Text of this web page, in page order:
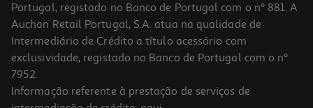
Portugal, registado no Banco de Portugal com o nº 881. A
Auchan Retail Portugal, S.A. atua na qualidade de
Intermediário de Crédito a título acessório com
exclusividade, registado no Banco de Portugal com o nº
7952.
Informação referente à prestação de serviços de